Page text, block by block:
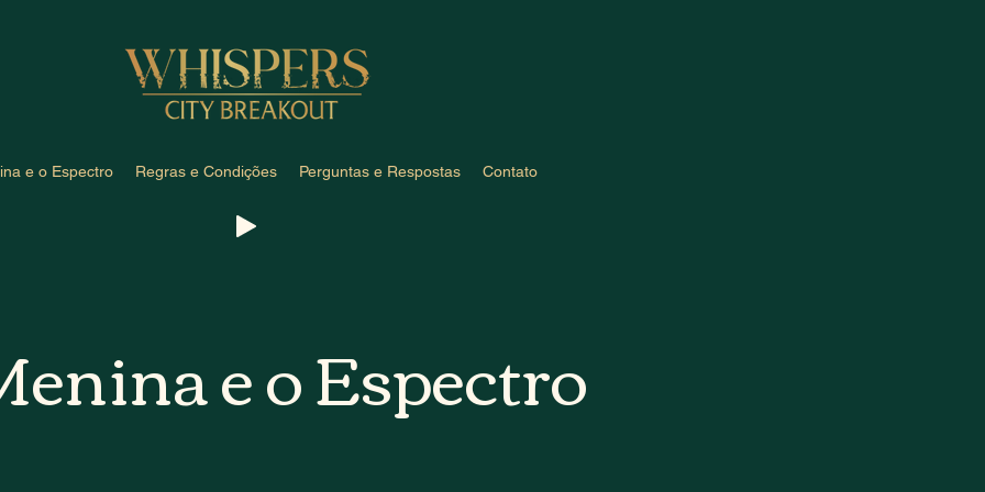
e o Espectro Regras e Condições Perguntas e Respostas Contato
e o Espectro